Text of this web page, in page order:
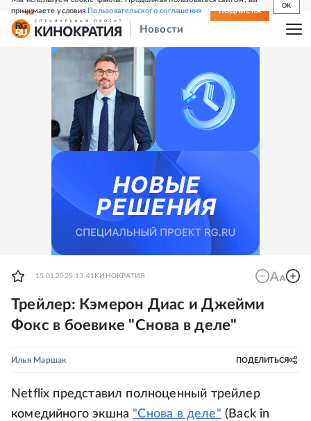
принимаете условияПользовательского соглашения
OK
СВЕЖИЙ НОМЕР ПОДПИСКА
Новости
15.01.2025 13:41 КИНОКРАТИЯ
Трейлер: Кэмерон Диас и Джейми
Фокс в боевике "Снова в деле"
Илья Маршак ПОДЕЛИТЬСЯ
Netflix представил полноценный трейлер
комедийного экшна "Снова в деле" (Back in